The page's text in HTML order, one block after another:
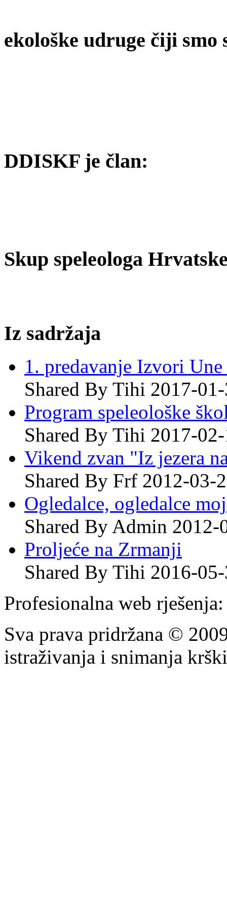
ekološke udruge čiji smo
DDISKF je član:
Skup speleologa
Iz sadržaja
1. predavanje Izvori
Shared By Tihi 2017-
Program speleološke
Shared By Tihi 2017-
Vikend zvan "Iz jezera
Shared By Frf 2012-03-
Ogledalce, ogledalce
Shared By Admin 2012-
Proljeće na Zrmanji
Shared By Tihi 2016-
Profesionalna web
Sva prava pridržana ©
istraživanja i snimanja